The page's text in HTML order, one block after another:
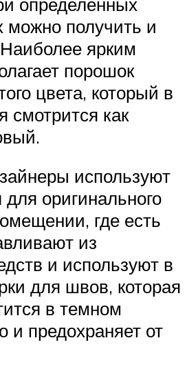
можно получить и
ярким
порошок
цвета, который в
смотрится как
используют
оригинального
где есть
из
и используют в
для швов, которая
в темном
и предохраняет от